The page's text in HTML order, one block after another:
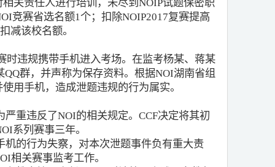
关责任人进行培训，未尽到NOIP试题保密职
竞赛省选名额1个；扣除NOIP2017复赛提高
减该校名额。
时违规携带手机进入考场。在监考杨某、蒋某
群，并声称为保存资料。根据NOI湖南省组
用手机，造成泄题违规的行为属实。
重违反了NOI的相关规定。CCF决定将其初
系列赛事三年。
的行为失察，对本次泄题事件负有重大责
相关赛事监考工作。